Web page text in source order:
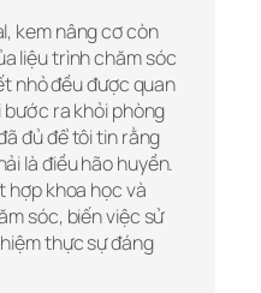
kem nâng cơ còn
liệu trình chăm sóc
nhỏ đều được quan
ra khỏi phòng
đủ để tôi tin rằng
là điều hão huyền.
hợp khoa học và
sóc, biến việc sử
thực sự đáng